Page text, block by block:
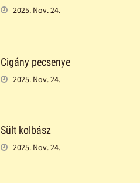
2025. Nov. 24.
Cigány pecsenye
2025. Nov. 24.
Sült kolbász
2025. Nov. 24.